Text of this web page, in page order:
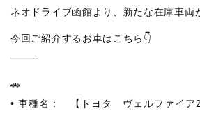
ネオドライブ函館より、新たな在庫車両
今回ご紹介するお車はこちら👇
⸻
🚗
• 車種名： 【トヨタ ヴェルファイア